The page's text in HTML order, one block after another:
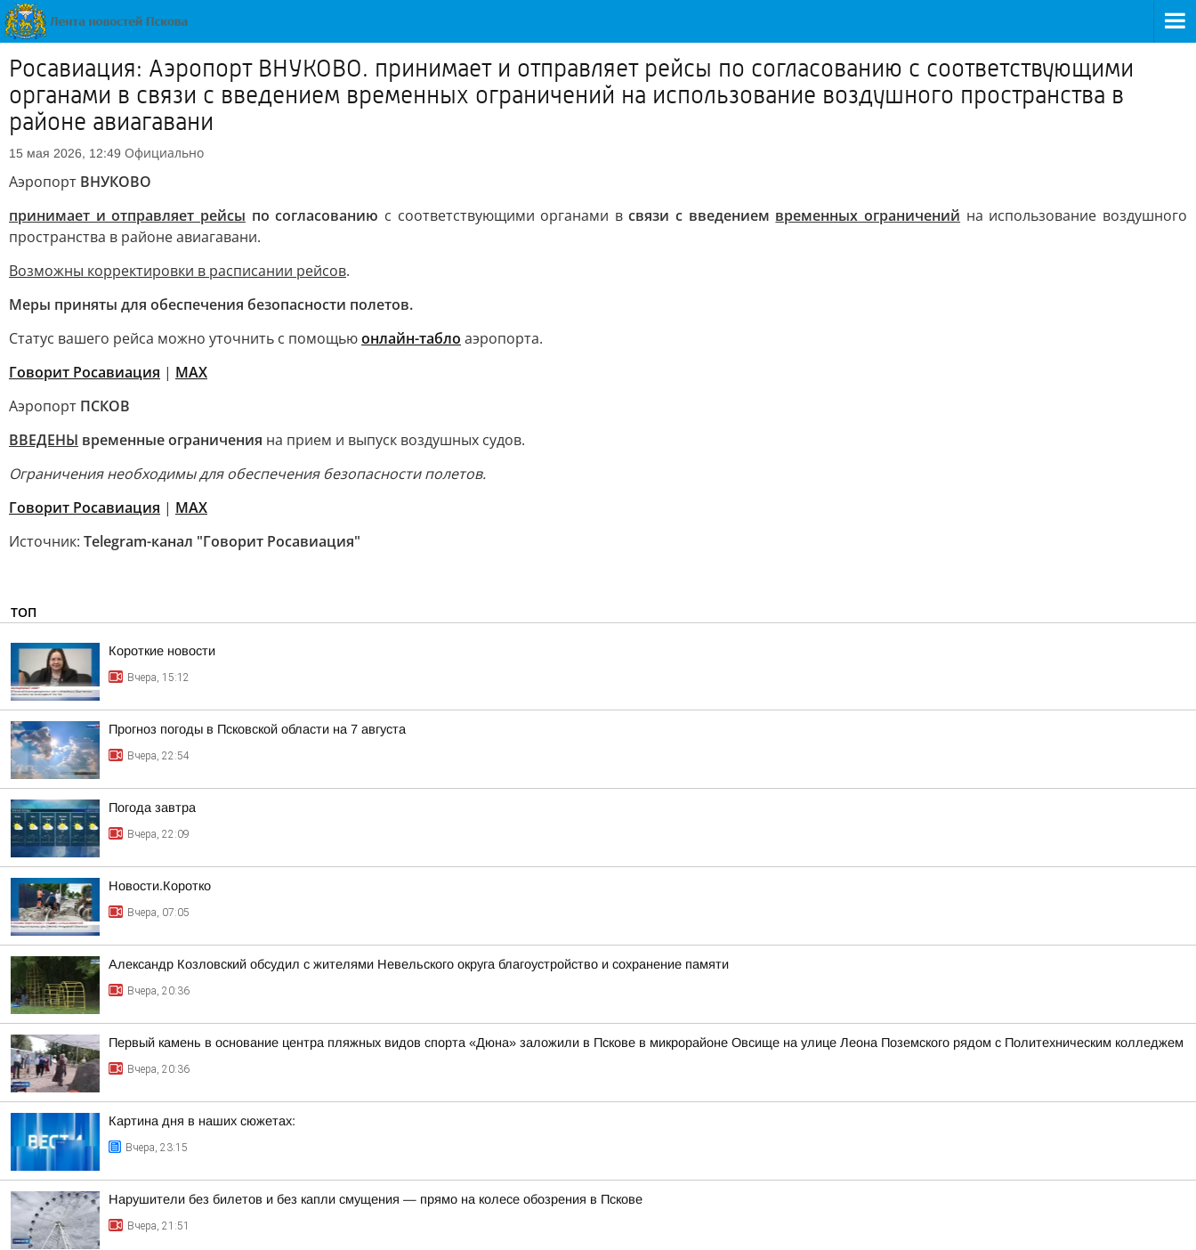
Росавиация: Аэропорт ВНУКОВО. принимает и отправляет рейсы по согласованию с соответствующими
органами в связи с введением временных ограничений на использование воздушного пространства в
районе авиагавани
15 мая 2026, 12:49 Официально
Аэропорт ВНУКОВО
принимает и отправляет рейсы по согласованию с соответствующими органами всвязи с введением временных ограничений на использование воздушного
пространства в районе авиагавани.
Возможны корректировки в расписании рейсов.
Меры приняты для обеспечения безопасности полетов.
Статус вашего рейса можно уточнить с помощьюонлайн-табло аэропорта.
Говорит Росавиация | МАХ
Аэропорт ПСКОВ
ВВЕДЕНЫ временные ограничения на прием и выпуск воздушных судов.
Ограничения необходимы для обеспечения безопасности полетов.
Говорит Росавиация | MАХ
Источник: Telegram-канал "Говорит Росавиация"
ТОП
Короткие новости
Вчера, 15:12
Прогноз погоды в Псковской области на 7 августа
Вчера, 22:54
Погода завтра
Вчера, 22:09
Новости.Коротко
Вчера, 07:05
Александр Козловский обсудил с жителями Невельского округа благоустройство и сохранение памяти
Вчера, 20:36
Первый камень в основание центра пляжных видов спорта «Дюна» заложили в Пскове в микрорайоне Овсище на улице Леона Поземского рядом с Политехническим колледжем
Вчера, 20:36
Картина дня в наших сюжетах:
Вчера, 23:15
Нарушители без билетов и без капли смущения — прямо на колесе обозрения в Пскове
Вчера, 21:51